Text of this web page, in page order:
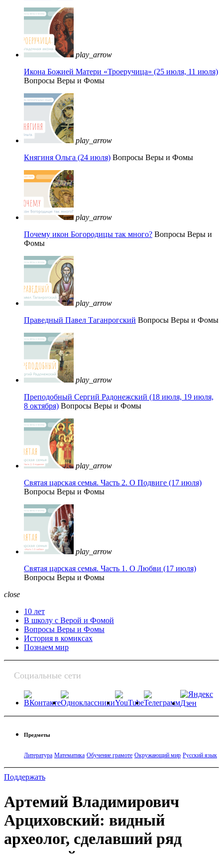
play_arrow
Икона Божией Матери «Троеручица» (25 июля, 11 июля)
Вопросы Веры и Фомы
play_arrow
Княгиня Ольга (24 июля) Вопросы Веры и Фомы
play_arrow
Почему икон Богородицы так много? Вопросы Веры и
Фомы
play_arrow
Праведный Павел Таганрогский Вопросы Веры и Фомы
play_arrow
Преподобный Сергий Радонежский (18 июля, 19 июля,
8 октября) Вопросы Веры и Фомы
play_arrow
Святая царская семья. Часть 2. О Подвиге (17 июля)
Вопросы Веры и Фомы
play_arrow
Святая царская семья. Часть 1. О Любви (17 июля)
Вопросы Веры и Фомы
close
10 лет
В школу с Верой и Фомой
Вопросы Веры и Фомы
История в комиксах
Познаем мир
Социальные сети
Предметы
Литература Математика Обучение грамоте Окружающий мир Русский язык
Поддержать
Артемий Владимирович
Арциховский: видный
археолог, сделавший ряд